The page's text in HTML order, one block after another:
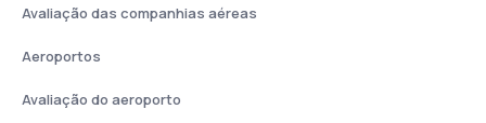
Avaliação das companhias aéreas
Aeroportos
Avaliação do aeroporto